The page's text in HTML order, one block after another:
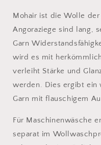
Mohair ist die Wolle der
Angoraziege sind lang,
Garn
wird es mit
verleiht Stärke und
werden. Dies ergibt ein
Garn mit flauschigem
Für Maschinenwäsche
separat im